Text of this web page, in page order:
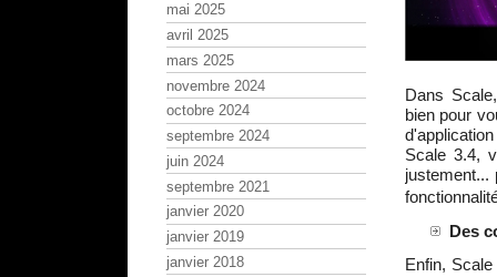
Dans
bien pour
Scale 3.4,
justement...
Des
Enfin,
mai 2025
avril 2025
mars 2025
novembre 2024
octobre 2024
septembre 2024
juin 2024
septembre 2021
janvier 2020
janvier 2019
janvier 2018